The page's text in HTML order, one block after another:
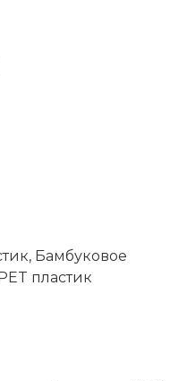
Бамбуковое
пластик